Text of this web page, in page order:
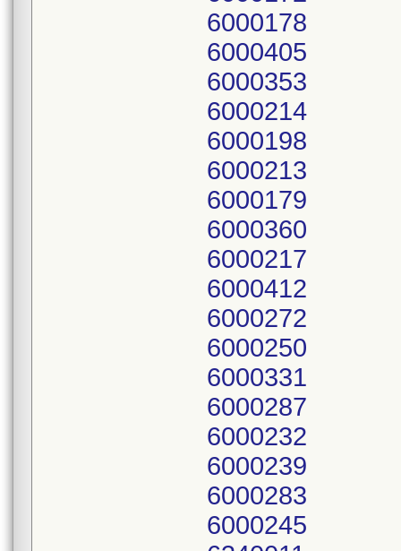
6000178
6000405
6000353
6000214
6000198
6000213
6000179
6000360
6000217
6000412
6000272
6000250
6000331
6000287
6000232
6000239
6000283
6000245